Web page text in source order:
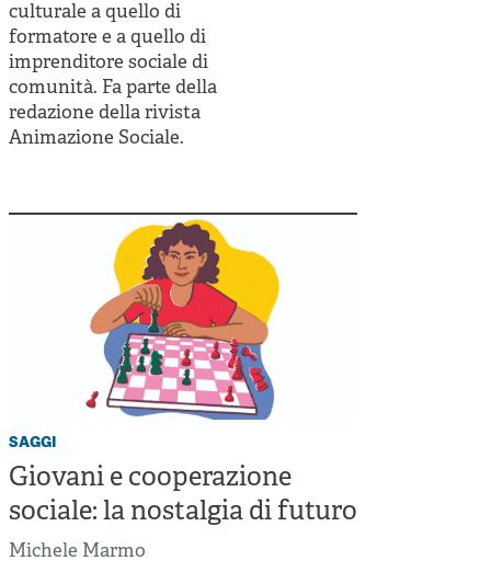
culturale a quello di
formatore e a quello di
imprenditore sociale di
comunità. Fa parte della
redazione della rivista
Animazione Sociale.
saggi
Giovani e cooperazione
sociale: la nostalgia di futuro
Michele Marmo